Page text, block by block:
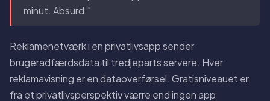
minut. Absurd."
Reklamenetværk i en privatlivsapp sender
brugeradfærdsdata til tredjeparts servere. Hver
reklamavisning er en dataoverførsel. Gratisniveauet er
fra et privatlivsperspektiv værre end ingen app